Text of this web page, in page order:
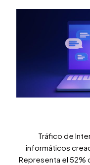
Tráfico de
informáticos
Representa el 52%